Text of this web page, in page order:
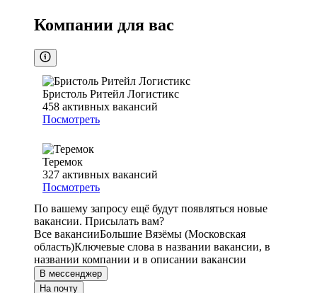
Компании для вас
Бристоль Ритейл Логистикс
458 активных вакансий
Посмотреть
Теремок
327 активных вакансий
Посмотреть
По вашему запросу ещё будут появляться новые
вакансии. Присылать вам?
Все вакансииБольшие Вязёмы (Московская
область)Ключевые слова в названии вакансии, в
названии компании и в описании вакансии
В мессенджер
На почту